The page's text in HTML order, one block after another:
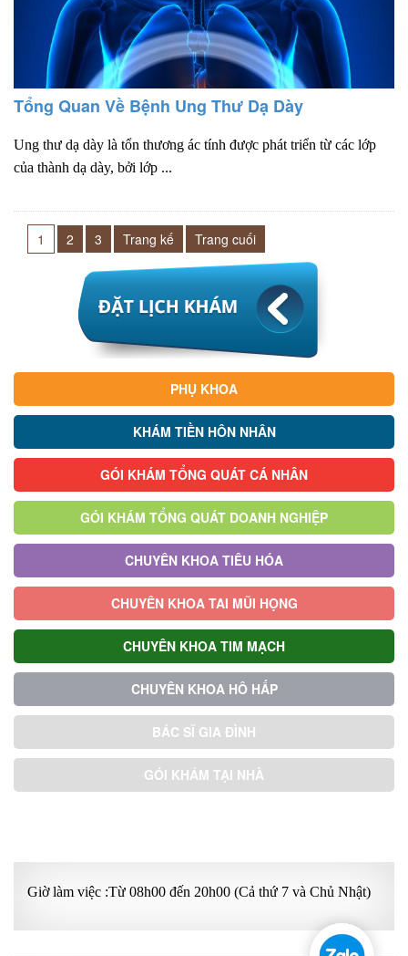
Tổng Quan Về Bệnh Ung Thư Dạ Dày
Ung thư dạ dày là tổn thương ác tính được phát triển từ các lớp
của thành dạ dày, bởi lớp ...
1 2 3 Trang kế Trang cuối
PHỤ KHOA
KHÁM TIỀN HÔN NHÂN
GÓI KHÁM TỔNG QUÁT CÁ NHÂN
GÓI KHÁM TỔNG QUÁT DOANH NGHIỆP
CHUYÊN KHOA TIÊU HÓA
CHUYÊN KHOA TAI MŨI HỌNG
CHUYÊN KHOA TIM MẠCH
CHUYÊN KHOA HÔ HẤP
BÁC SĨ GIA ĐÌNH
GÓI KHÁM TẠI NHÀ
Giờ làm việc :Từ 08h00 đến 20h00 (Cả thứ 7 và Chủ Nhật)